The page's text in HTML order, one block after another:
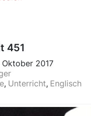
451
Oktober 2017
Unterricht Englisch